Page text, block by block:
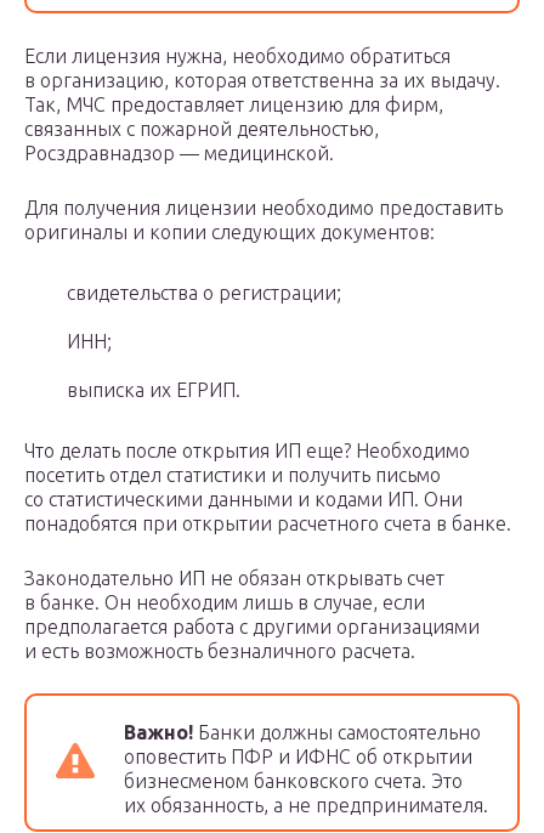
Если лицензия нужна, необходимо обратиться
в организацию, которая ответственна за их выдачу.
Так, МЧС предоставляет лицензию для фирм,
связанных с пожарной деятельностью,
Росздравнадзор — медицинской.
Для получения лицензии необходимо предоставить
оригиналы и копии следующих документов:
свидетельства о регистрации;
ИНН;
выписка их ЕГРИП.
Что делать после открытия ИП еще? Необходимо
посетить отдел статистики и получить письмо
со статистическими данными и кодами ИП. Они
понадобятся при открытии расчетного счета в банке.
Законодательно ИП не обязан открывать счет
в банке. Он необходим лишь в случае, если
предполагается работа с другими организациями
и есть возможность безналичного расчета.
Важно! Банки должны самостоятельно
оповестить ПФР и ИФНС об открытии
бизнесменом банковского счета. Это
их обязанность, а не предпринимателя.